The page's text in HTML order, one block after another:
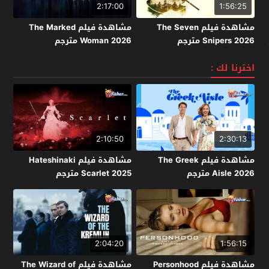
1:56:25
مشاهدة فيلم The Seven
Snipers 2026 مترجم
2:17:00
مشاهدة فيلم The Marked
Woman 2026 مترجم
اخترنا لك :
2:30:13
مشاهدة فيلم The Greek
Aisle 2026 مترجم
2:10:50
مشاهدة فيلم Hateshinaki
Scarlet 2025 مترجم
1:56:15
مشاهدة فيلم Personhood
2:04:20
مشاهدة فيلم The Wizard of